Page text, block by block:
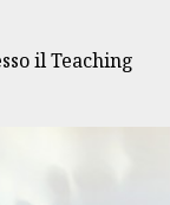
il Teaching